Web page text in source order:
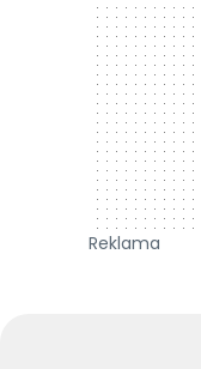
Reklama